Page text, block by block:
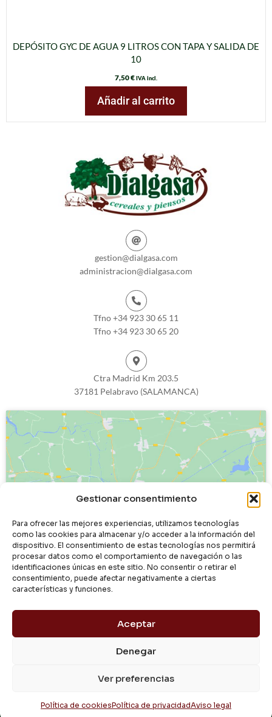
Gestionar consentimiento
Para ofrecer las mejores experiencias, utilizamos tecnologías
como las cookies para almacenar y/o acceder a la información del
dispositivo. El consentimiento de estas tecnologías nos permitirá
procesar datos como el comportamiento de navegación o las
identificaciones únicas en este sitio. No consentir o retirar el
consentimiento, puede afectar negativamente a ciertas
características y funciones.
Aceptar
Denegar
Ver preferencias
Política de cookiesPolítica de privacidadAviso legal
DEPÓSITO GYC DE AGUA 9 LITROS CON TAPA Y SALIDA DE
10
7,50€IVA incl.
Añadir al carrito
gestion@dialgasa.com
administracion@dialgasa.com
Tfno +34 923 30 65 11
Tfno +34 923 30 65 20
Ctra Madrid Km 203.5
37181 Pelabravo (SALAMANCA)
Haz clic para aceptar cookies de
Política de PrivacidadCondiciones de Uso